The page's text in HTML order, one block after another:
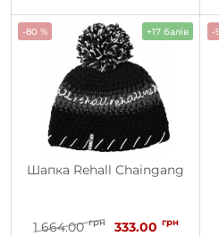
-80 % +17 балів
Шапка Rehall Chaingang
1 664.00 грн 333.00 грн
-